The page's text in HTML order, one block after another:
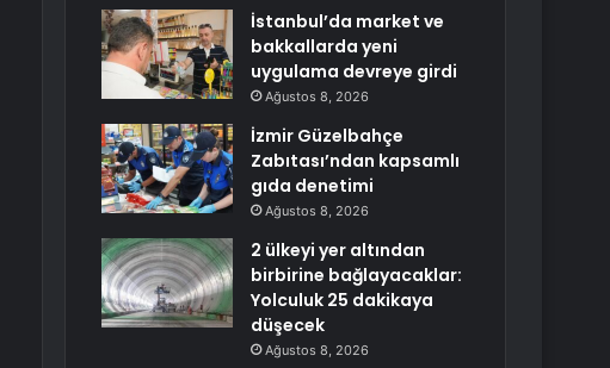
İstanbul’da market ve
bakkallarda yeni
uygulama devreye girdi
Ağustos 8, 2026
İzmir Güzelbahçe
Zabıtası’ndan kapsamlı
gıda denetimi
Ağustos 8, 2026
2 ülkeyi yer altından
birbirine bağlayacaklar:
Yolculuk 25 dakikaya
düşecek
Ağustos 8, 2026